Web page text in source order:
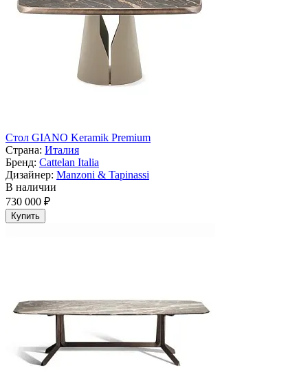
Стол GIANO Keramik Premium
Страна: Италия
Бренд: Cattelan Italia
Дизайнер: Manzoni & Tapinassi
В наличии
730 000 ₽
Купить